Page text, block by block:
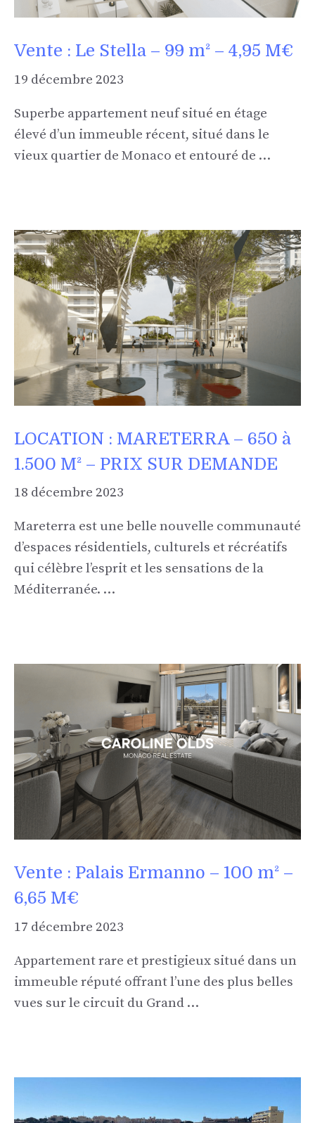
Vente : Le Stella – 99 m² – 4,95 M€
19 décembre 2023
Superbe appartement neuf situé en étage
élevé d’un immeuble récent, situé dans le
vieux quartier de Monaco et entouré de …
LOCATION : MARETERRA – 650 à
1.500 M² – PRIX SUR DEMANDE
18 décembre 2023
Mareterra est une belle nouvelle communauté
d’espaces résidentiels, culturels et récréatifs
qui célèbre l’esprit et les sensations de la
Méditerranée. …
Vente : Palais Ermanno – 100 m² –
6,65 M€
17 décembre 2023
Appartement rare et prestigieux situé dans un
immeuble réputé offrant l’une des plus belles
vues sur le circuit du Grand …